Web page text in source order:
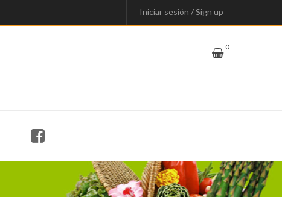
Iniciar sesión /Sign up
0